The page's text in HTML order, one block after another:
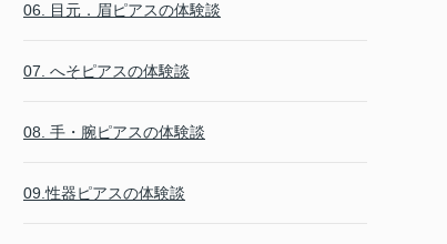
06. 目元．眉ピアスの体験談
07. へそピアスの体験談
08. 手・腕ピアスの体験談
09.性器ピアスの体験談